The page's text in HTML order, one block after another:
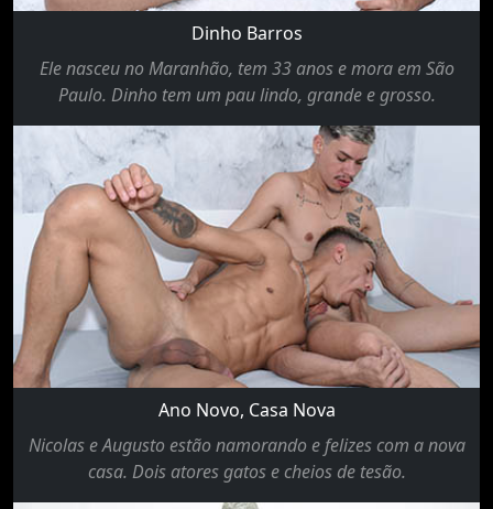
Dinho Barros
Ele nasceu no Maranhão, tem 33 anos e mora em São
Paulo. Dinho tem um pau lindo, grande e grosso.
Ano Novo, Casa Nova
Nicolas e Augusto estão namorando e felizes com a nova
casa. Dois atores gatos e cheios de tesão.